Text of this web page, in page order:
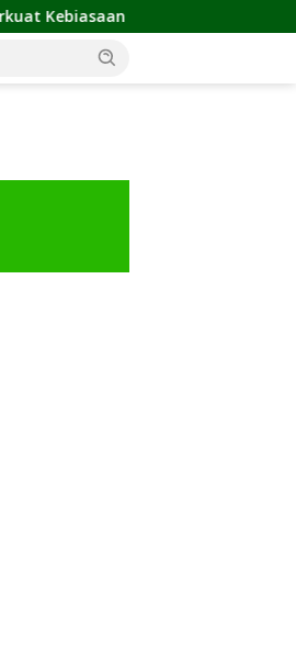
Kerja Hingga Industri Properti